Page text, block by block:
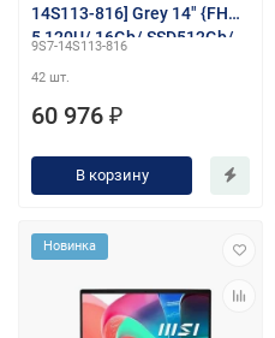
14S113-816] Grey 14" {FHD
5 120U/ 16Gb/ SSD512Gb/
9S7-14S113-816
42 шт.
60 976 ₽
В корзину
Новинка